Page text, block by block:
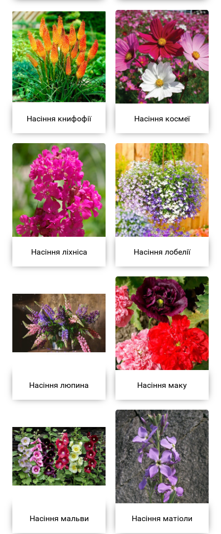
Насіння книфофії Насіння космеї
Насіння ліхніса Насіння лобелії
Насіння люпина Насіння маку
Насіння мальви Насіння матіоли